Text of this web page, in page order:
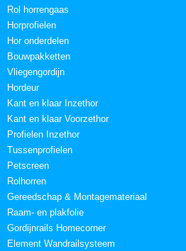
Rol horrengaas
Horprofielen
Hor onderdelen
Bouwpakketten
Vliegengordijn
Hordeur
Kant en klaar Inzethor
Kant en klaar Voorzethor
Profielen Inzethor
Tussenprofielen
Petscreen
Rolhorren
Gereedschap & Montagemateriaal
Raam- en plakfolie
Gordijnrails Homecorner
Element Wandrailsysteem